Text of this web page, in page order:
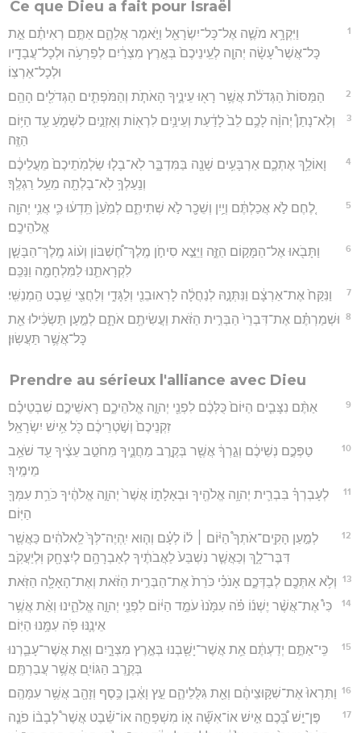
Ce que Dieu a fait pour Israël
1
וַיִּקְרָ֥א מֹשֶׁ֛ה אֶל־כָּל־יִשְׂרָאֵ֖ל וַיֹּ֣אמֶר אֲלֵהֶ֑ם אַתֶּ֣ם רְאִיתֶ֗ם אֵ֣ת
כָּל־אֲשֶׁר֩ עָשָׂ֨ה יְהוָ֤ה לְעֵֽינֵיכֶם֙ בְּאֶ֣רֶץ מִצְרַ֔יִם לְפַרְעֹ֥ה וּלְכָל־עֲבָדָ֖יו
וּלְכָל־אַרְצֽוֹ׃
2 הַמַּסּוֹת֙ הַגְּדֹלֹ֔ת אֲשֶׁ֥ר רָא֖וּ עֵינֶ֑יךָ הָאֹתֹ֧ת וְהַמֹּפְתִ֛ים הַגְּדֹלִ֖ים הָהֵֽם׃
3
וְלֹֽא־נָתַן֩ יְהוָ֨ה לָכֶ֥ם לֵב֙ לָדַ֔עַת וְעֵינַ֥יִם לִרְא֖וֹת וְאָזְנַ֣יִם לִשְׁמֹ֑עַ עַ֖ד הַיּ֥וֹם
הַזֶּֽה׃
4
וָאוֹלֵ֥ךְ אֶתְכֶ֛ם אַרְבָּעִ֥ים שָׁנָ֖ה בַּמִּדְבָּ֑ר לֹֽא־בָל֤וּ שַׂלְמֹֽתֵיכֶם֙ מֵעֲלֵיכֶ֔ם
וְנַֽעַלְךָ֥ לֹֽא־בָלְתָ֖ה מֵעַ֥ל רַגְלֶֽךָ׃
5
לֶ֚חֶם לֹ֣א אֲכַלְתֶּ֔ם וְיַ֥יִן וְשֵׁכָ֖ר לֹ֣א שְׁתִיתֶ֑ם לְמַ֙עַן֙ תֵּֽדְע֔וּ כִּ֛י אֲנִ֥י יְהוָ֖ה
אֱלֹהֵיכֶֽם׃
6
וַתָּבֹ֖אוּ אֶל־הַמָּק֣וֹם הַזֶּ֑ה וַיֵּצֵ֣א סִיחֹ֣ן מֶֽלֶךְ־חֶ֠שְׁבּוֹן וְע֨וֹג מֶֽלֶךְ־הַבָּשָׁ֧ן
לִקְרָאתֵ֛נוּ לַמִּלְחָמָ֖ה וַנַּכֵּֽם׃
7 וַנִּקַּח֙ אֶת־אַרְצָ֔ם וַנִּתְּנָ֣הּ לְנַחֲלָ֔ה לָרֽאוּבֵנִ֖י וְלַגָּדִ֑י וְלַחֲצִ֖י שֵׁ֥בֶט הַֽמְנַשִּֽׁי׃
8
וּשְׁמַרְתֶּ֗ם אֶת־דִּבְרֵי֙ הַבְּרִ֣ית הַזֹּ֔את וַעֲשִׂיתֶ֖ם אֹתָ֑ם לְמַ֣עַן תַּשְׂכִּ֔ילוּ אֵ֖ת
כָּל־אֲשֶׁ֥ר תַּעֲשֽׂוּן׃
Prendre au sérieux l'alliance avec Dieu
9
אַתֶּ֨ם נִצָּבִ֤ים הַיּוֹם֙ כֻּלְּכֶ֔ם לִפְנֵ֖י יְהוָ֣ה אֱלֹהֵיכֶ֑ם רָאשֵׁיכֶ֣ם שִׁבְטֵיכֶ֗ם
זִקְנֵיכֶם֙ וְשֹׁ֣טְרֵיכֶ֔ם כֹּ֖ל אִ֥ישׁ יִשְׂרָאֵֽל׃
10
טַפְּכֶ֣ם נְשֵׁיכֶ֔ם וְגֵ֣רְךָ֔ אֲשֶׁ֖ר בְּקֶ֣רֶב מַחֲנֶ֑יךָ מֵחֹטֵ֣ב עֵצֶ֔יךָ עַ֖ד שֹׁאֵ֥ב
מֵימֶֽיךָ׃
11
לְעָבְרְךָ֗ בִּבְרִ֛ית יְהוָ֥ה אֱלֹהֶ֖יךָ וּבְאָלָת֑וֹ אֲשֶׁר֙ יְהוָ֣ה אֱלֹהֶ֔יךָ כֹּרֵ֥ת עִמְּךָ֖
הַיּֽוֹם׃
12
לְמַ֣עַן הָקִֽים־אֹתְךָ֩ הַיּ֨וֹם ׀ ל֜וֹ לְעָ֗ם וְה֤וּא יִֽהְיֶה־לְּךָ֙ לֵֽאלֹהִ֔ים כַּאֲשֶׁ֖ר
דִּבֶּר־לָ֑ךְ וְכַאֲשֶׁ֤ר נִשְׁבַּע֙ לַאֲבֹתֶ֔יךָ לְאַבְרָהָ֥ם לְיִצְחָ֖ק וּֽלְיַעֲקֹֽב׃
13 וְלֹ֥א אִתְּכֶ֖ם לְבַדְּכֶ֑ם אָנֹכִ֗י כֹּרֵת֙ אֶת־הַבְּרִ֣ית הַזֹּ֔את וְאֶת־הָאָלָ֖ה הַזֹּֽאת׃
14
כִּי֩ אֶת־אֲשֶׁ֨ר יֶשְׁנ֜וֹ פֹּ֗ה עִמָּ֙נוּ֙ עֹמֵ֣ד הַיּ֔וֹם לִפְנֵ֖י יְהוָ֣ה אֱלֹהֵ֑ינוּ וְאֵ֨ת אֲשֶׁ֥ר
אֵינֶ֛נּוּ פֹּ֖ה עִמָּ֥נוּ הַיּֽוֹם׃
15
כִּֽי־אַתֶּ֣ם יְדַעְתֶּ֔ם אֵ֥ת אֲשֶׁר־יָשַׁ֖בְנוּ בְּאֶ֣רֶץ מִצְרָ֑יִם וְאֵ֧ת אֲשֶׁר־עָבַ֛רְנוּ
בְּקֶ֥רֶב הַגּוֹיִ֖ם אֲשֶׁ֥ר עֲבַרְתֶּֽם׃
16 וַתִּרְאוּ֙ אֶת־שִׁקּ֣וּצֵיהֶ֔ם וְאֵ֖ת גִּלֻּלֵיהֶ֑ם עֵ֣ץ וָאֶ֔בֶן כֶּ֥סֶף וְזָהָ֖ב אֲשֶׁ֥ר עִמָּהֶֽם׃
17
פֶּן־יֵ֣שׁ בָּ֠כֶם אִ֣ישׁ אוֹ־אִשָּׁ֞ה א֧וֹ מִשְׁפָּחָ֣ה אוֹ־שֵׁ֗בֶט אֲשֶׁר֩ לְבָב֨וֹ פֹנֶ֤ה